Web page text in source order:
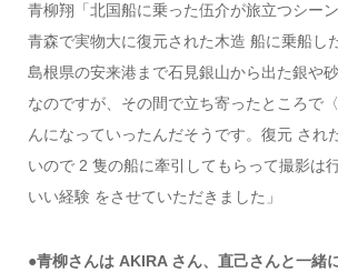
青柳翔「北国船に乗った伍介が旅立つシー
青森で実物大に復元された木造 船に乗船し
島根県の安来港まで石見銀山から出た銀や
なのですが、その間で立ち寄ったところで
んになっていったんだそうです。復元 され
いので 2 隻の船に牽引してもらって撮影は
いい経験 をさせていただきました」
●青柳さんは AKIRA さん、直己さんと一緒